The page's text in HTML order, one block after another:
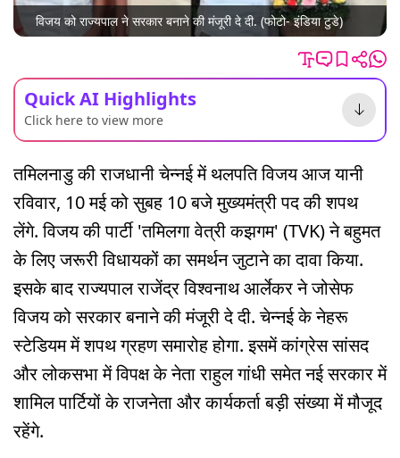
विजय को राज्यपाल ने सरकार बनाने की मंजूरी दे दी. (फोटो- इंडिया टुडे)
Quick AI Highlights
Click here to view more
तमिलनाडु की राजधानी चेन्नई में थलपति विजय आज यानी
रविवार, 10 मई को सुबह 10 बजे मुख्यमंत्री पद की शपथ
लेंगे. विजय की पार्टी 'तमिलगा वेत्री कझगम' (TVK) ने बहुमत
के लिए जरूरी विधायकों का समर्थन जुटाने का दावा किया.
इसके बाद राज्यपाल राजेंद्र विश्वनाथ आर्लेकर ने जोसेफ
विजय को सरकार बनाने की मंजूरी दे दी. चेन्नई के नेहरू
स्टेडियम में शपथ ग्रहण समारोह होगा. इसमें कांग्रेस सांसद
और लोकसभा में विपक्ष के नेता राहुल गांधी समेत नई सरकार में
शामिल पार्टियों के राजनेता और कार्यकर्ता बड़ी संख्या में मौजूद
रहेंगे.